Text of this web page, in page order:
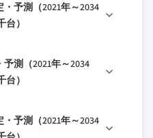
にとっての重要成功要因
レンド
競合分析
予測（2021年～2034
）
測（2021年～2034
）
予測（2021年～2034